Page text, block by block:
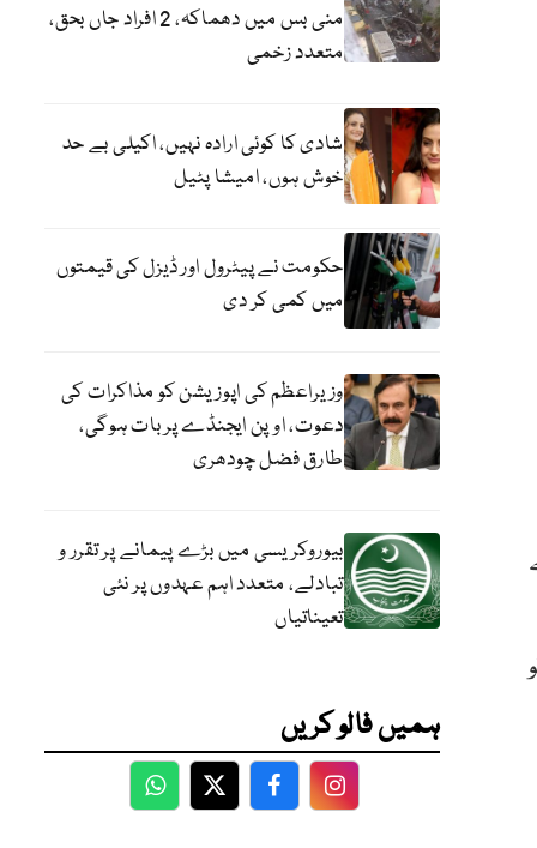
منی بس میں دھماکہ، 2 افراد جاں بحق،
متعدد زخمی
شادی کا کوئی ارادہ نہیں، اکیلی بے حد
خوش ہوں، امیشا پٹیل
حکومت نے پیٹرول اور ڈیزل کی قیمتوں
میں کمی کر دی
وزیراعظم کی اپوزیشن کو مذاکرات کی
دعوت، اوپن ایجنڈے پر بات ہوگی،
طارق فضل چودھری
بیوروکریسی میں بڑے پیمانے پر تقرر و
تبادلے، متعدد اہم عہدوں پر نئی
تعیناتیاں
ہمیں فالو کریں
WhatsApp
TwitterFacebookFacebook